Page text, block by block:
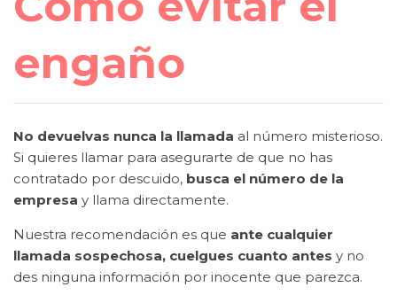
engaño
No devuelvas nunca la llamada al número misterioso.
Si quieres llamar para asegurarte de que no has
contratado por descuido, busca el número de la
empresa y llama directamente.
Nuestra recomendación es que ante cualquier
llamada sospechosa, cuelgues cuanto antes y no
des ninguna información por inocente que parezca.